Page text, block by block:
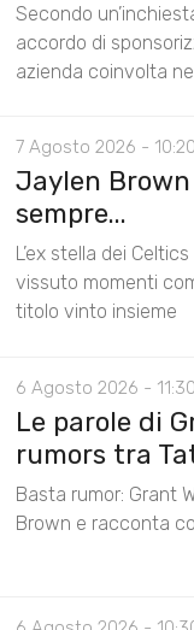
Secondo
accordo di
azienda coinvolta
7 Agosto 2026 - 10:20
Jaylen Brown
sempre...
L’ex stella dei
vissuto momenti
titolo vinto insieme
6 Agosto 2026 - 11:30
Le parole di
rumors tra
Basta rumor: Grant
Brown e racconta